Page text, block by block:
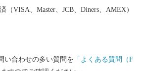
（VISA、Master、JCB、Diners、AMEX）
い合わせの多い質問を 「よくある質問（F